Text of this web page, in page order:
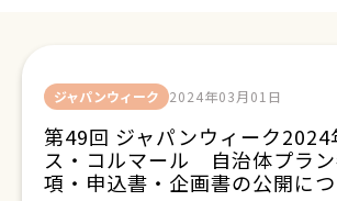
ジャパンウィーク 2024年03月01日
第49回 ジャパンウィーク2024
ス・コルマール 自治体プラ
項・申込書・企画書の公開に